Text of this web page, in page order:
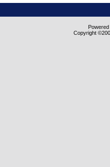
Copyright